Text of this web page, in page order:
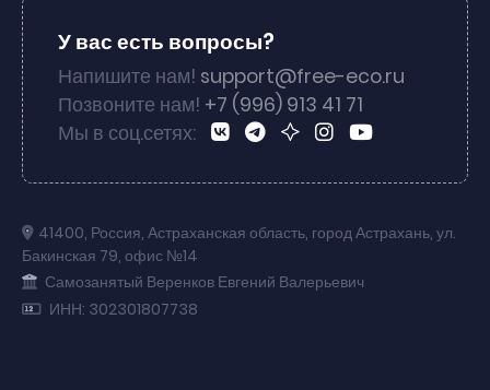
У вас есть вопросы?
Напишите нам! support@free-eco.ru
Позвоните нам! +7 (996) 913 41 71
Мы в соц.сетях:
41400, Россия, Астраханская область, город Астрахань, ул.
Бакинская 79, офис №14
Самозанятый Веренков Евгений Валерьевич
ИНН: 302301807738